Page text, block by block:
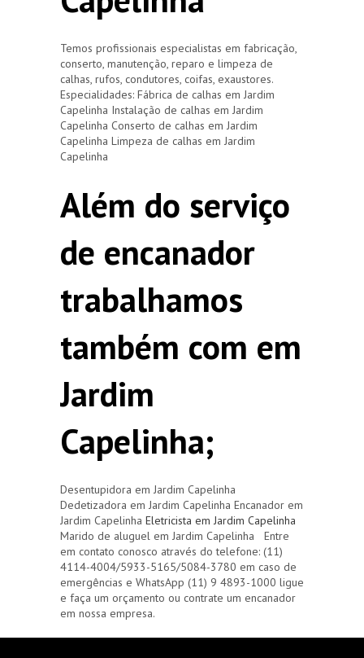
Temos profissionais especialistas em fabricação,
conserto, manutenção, reparo e limpeza de
calhas, rufos, condutores, coifas, exaustores.
Especialidades: Fábrica de calhas em Jardim
Capelinha Instalação de calhas em Jardim
Capelinha Conserto de calhas em Jardim
Capelinha Limpeza de calhas em Jardim
Capelinha
Além do serviço
de encanador
trabalhamos
também com em
Jardim
Capelinha;
Desentupidora em Jardim Capelinha
Dedetizadora em Jardim Capelinha Encanador em
Jardim Capelinha Eletricista em Jardim Capelinha
Marido de aluguel em Jardim Capelinha Entre
em contato conosco através do telefone: (11)
4114-4004/5933-5165/5084-3780 em caso de
emergências e WhatsApp (11) 9 4893-1000 ligue
e faça um orçamento ou contrate um encanador
em nossa empresa.